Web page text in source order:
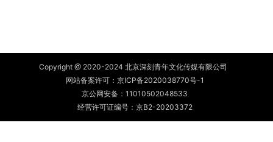
Copyright @ 2020-2024 北京深刻青年文化传媒有限公司
网站备案许可： 京ICP备2020038770号-1
京公网安备： 11010502048533
经营许可证编号：京B2-20203372